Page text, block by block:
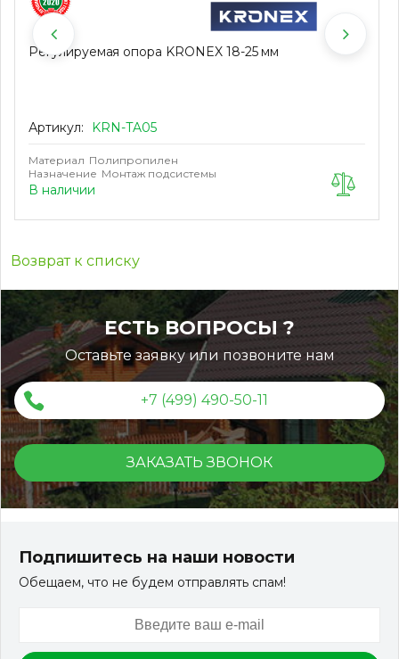
Регулируемая опора KRONEX 18-25 мм
Артикул: KRN-TA05
Материал Полипропилен
Назначение Монтаж подсистемы
В наличии
Возврат к списку
ЕСТЬ ВОПРОСЫ ?
Оставьте заявку или позвоните нам
+7 (499) 490-50-11
ЗАКАЗАТЬ ЗВОНОК
Подпишитесь на наши новости
Обещаем, что не будем отправлять спам!